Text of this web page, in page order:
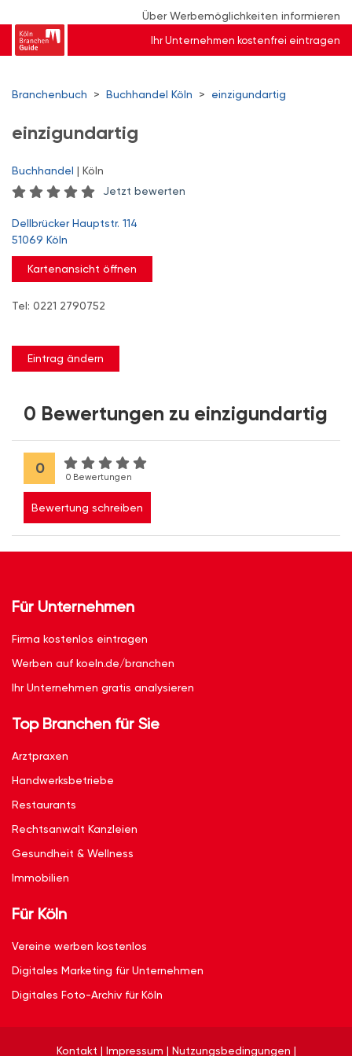
Über Werbemöglichkeiten informieren
Ihr Unternehmen kostenfrei eintragen
Branchenbuch > Buchhandel Köln > einzigundartig
einzigundartig
Buchhandel | Köln
Jetzt bewerten
Dellbrücker Hauptstr. 114
51069 Köln
Kartenansicht öffnen
Tel: 0221 2790752
Eintrag ändern
0 Bewertungen zu einzigundartig
0
0 Bewertungen
Bewertung schreiben
Für Unternehmen
Firma kostenlos eintragen
Werben auf koeln.de/branchen
Ihr Unternehmen gratis analysieren
Top Branchen für Sie
Arztpraxen
Handwerksbetriebe
Restaurants
Rechtsanwalt Kanzleien
Gesundheit & Wellness
Immobilien
Für Köln
Vereine werben kostenlos
Digitales Marketing für Unternehmen
Digitales Foto-Archiv für Köln
Kontakt | Impressum | Nutzungsbedingungen |